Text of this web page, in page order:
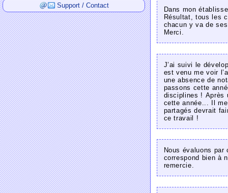
Support / Contact
Dans mon
Résultat, tous les
chacun y va de
Merci.
J’ai suivi le
est venu me voir
une absence de
passons cette
disciplines ! Après
cette année... Il
partagés devrait
ce travail !
Nous évaluons par
correspond bien à
remercie.